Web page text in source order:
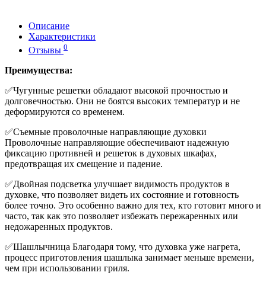
Описание
Характеристики
Отзывы 0
Преимущества:
✅Чугунные решетки обладают высокой прочностью и
долговечностью. Они не боятся высоких температур и не
деформируются со временем.
✅Съемные проволочные направляющие духовки
Проволочные направляющие обеспечивают надежную
фиксацию противней и решеток в духовых шкафах,
предотвращая их смещение и падение.
✅Двойная подсветка улучшает видимость продуктов в
духовке, что позволяет видеть их состояние и готовность
более точно. Это особенно важно для тех, кто готовит много и
часто, так как это позволяет избежать пережаренных или
недожаренных продуктов.
✅Шашлычница Благодаря тому, что духовка уже нагрета,
процесс приготовления шашлыка занимает меньше времени,
чем при использовании гриля.